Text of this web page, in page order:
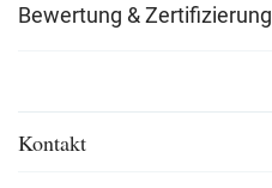
Bewertung & Zertifizierung
Kontakt